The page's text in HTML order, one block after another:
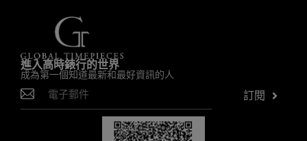
進入高時錶行的世界
成為第一個知道最新和最好資訊的人
訂閱